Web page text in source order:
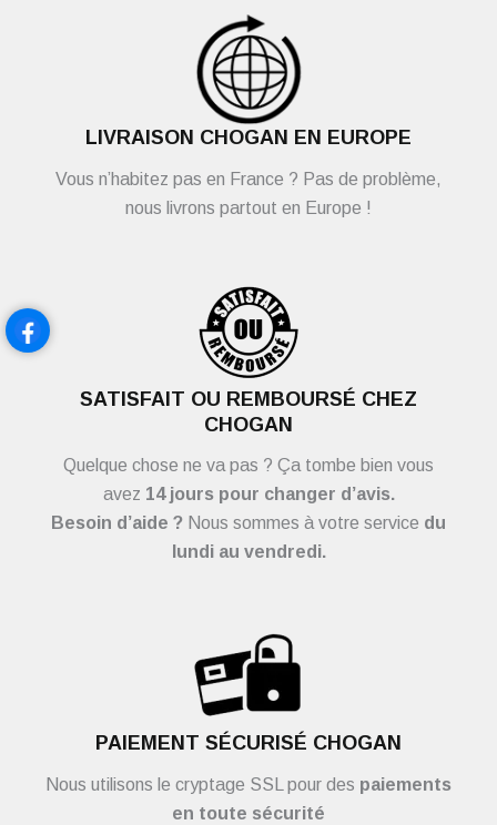
LIVRAISON CHOGAN EN EUROPE
Vous n’habitez pas en France ? Pas de problème,
nous livrons partout en Europe !
SATISFAIT OU REMBOURSÉ CHEZ
CHOGAN
Quelque chose ne va pas ? Ça tombe bien vous
avez 14 jours pour changer d’avis.
Besoin d’aide ? Nous sommes à votre service du
lundi au vendredi.
PAIEMENT SÉCURISÉ CHOGAN
Nous utilisons le cryptage SSL pour des paiements
en toute sécurité